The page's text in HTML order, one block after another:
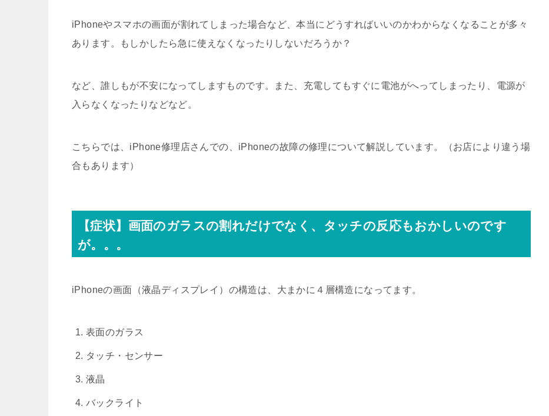
iPhoneやスマホの画面が割れてしまった場合など、本当にどうすればいいのかわからなくなることが多々
あります。もしかしたら急に使えなくなったりしないだろうか？
など、誰しもが不安になってしますものです。また、充電してもすぐに電池がへってしまったり、電源が
入らなくなったりなどなど。
こちらでは、iPhone修理店さんでの、iPhoneの故障の修理について解説しています。（お店により違う場
合もあります）
【症状】画面のガラスの割れだけでなく、タッチの反応もおかしいのです
が。。。
iPhoneの画面（液晶ディスプレイ）の構造は、大まかに４層構造になってます。
表面のガラス
タッチ・センサー
液晶
バックライト